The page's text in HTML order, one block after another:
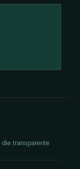
transparente